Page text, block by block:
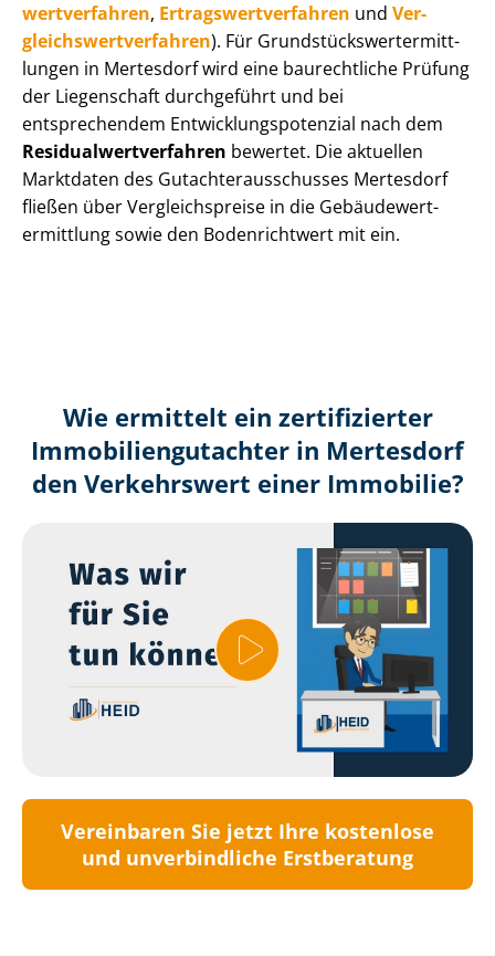
wert­ver­fah­ren, Er­trags­wert­ver­fah­ren und Ver­
gleichs­wert­ver­fah­ren). Für Grund­stücks­wert­ermitt­
lun­gen in Mertesdorf wird eine baurechtliche Prüfung
der Liegenschaft durchgeführt und bei
entsprechendem Ent­wick­lungs­po­ten­zi­al nach dem
Re­si­du­al­wert­ver­fah­ren bewertet. Die aktuellen
Marktdaten des Gut­ach­ter­aus­schus­ses Mertesdorf
fließen über Ver­gleichs­prei­se in die Ge­bäu­de­wert­
ermitt­lung sowie den Bodenrichtwert mit ein.
Wie ermittelt ein zertifizierter
Immobilien­gutachter in Mertesdorf
den Verkehrswert einer Immobilie?
Vereinbaren Sie jetzt Ihre kostenlose
und unverbindliche Erstberatung